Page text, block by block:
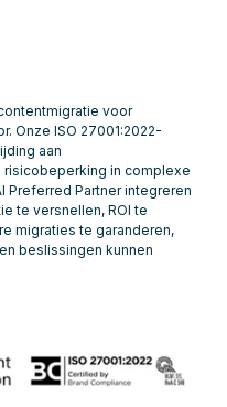
voor
Onze ISO 27001:2022-
aan
in complexe
Preferred Partner integreren
te versnellen, ROI te
migraties te garanderen,
beslissingen kunnen